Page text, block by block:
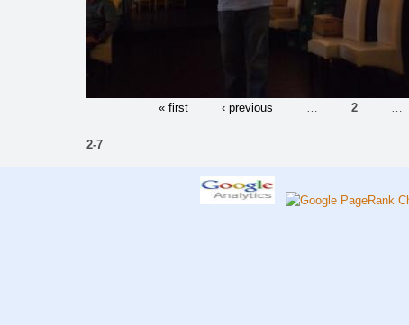
« first ‹ previous 2
2-7